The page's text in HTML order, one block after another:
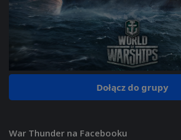
Dołącz do grupy
War Thunder na Facebooku